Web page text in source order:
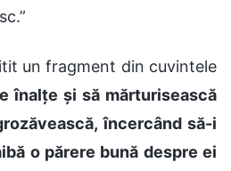
un fragment din cuvintele
înalțe și să mărturisească
încercând să-i
o părere bună despre ei